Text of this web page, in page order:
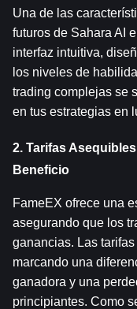
Una de las
futuros de Sahara AI
interfaz intuitiva,
los niveles de
trading complejas se
en tus estrategias en
2. Tarifas
Beneficio
FameEX ofrece una
asegurando que los
ganancias. Las
marcando una
ganadora y una
principiantes. Como